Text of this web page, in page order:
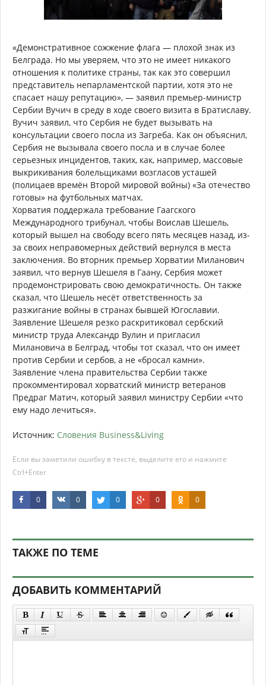
«Демонстративное сожжение флага — плохой знак из
Белграда. Но мы уверяем, что это не имеет никакого
отношения к политике страны, так как это совершил
представитель непарламентской партии, хотя это не
спасает нашу репутацию», — заявил премьер-министр
Сербии Вучич в среду в ходе своего визита в Братиславу.
Вучич заявил, что Сербия не будет вызывать на
консультации своего посла из Загреба. Как он объяснил,
Сербия не вызывала своего посла и в случае более
серьезных инцидентов, таких, как, например, массовые
выкрикивания болельщиками возгласов усташей
(полицаев времён Второй мировой войны) «За отечество
готовы» на футбольных матчах.
Хорватия поддержала требование Гаагского
Международного трибунал, чтобы Воислав Шешель,
который вышел на свободу всего пять месяцев назад, из-
за своих неправомерных действий вернулся в места
заключения. Во вторник премьер Хорватии Миланович
заявил, что вернув Шешеля в Гаану, Сербия может
продемонстрировать свою демократичность. Он также
сказал, что Шешель несёт ответственность за
разжигание войны в странах бывшей Югославии.
Заявление Шешеля резко раскритиковал сербский
министр труда Александр Вулин и пригласил
Милановича в Белград, чтобы тот сказал, что он имеет
против Сербии и сербов, а не «бросал камни».
Заявление члена правительства Сербии также
прокомментировал хорватский министр ветеранов
Предраг Матич, который заявил министру Сербии «что
ему надо лечиться».
Источник: Словения Business&Living
Если вы заметили ошибку в тексте, выделите его и нажмите
Ctrl+Enter
0 0 0 0 0
ТАКЖЕ ПО ТЕМЕ
ДОБАВИТЬ КОММЕНТАРИЙ